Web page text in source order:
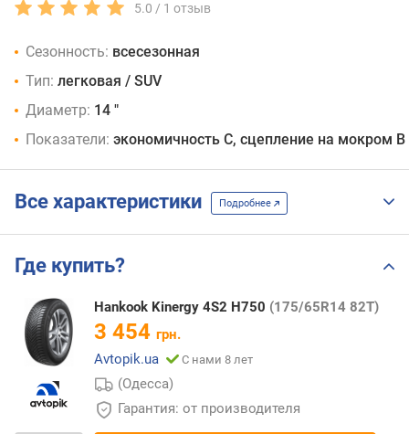
5.0 / 1 отзыв
Сезонность: всесезонная
Тип: легковая / SUV
Диаметр: 14 "
Показатели: экономичность C, сцепление на мокром B
Все характеристики Подробнее
Где купить?
Hankook Kinergy 4S2 H750 (175/65R14 82T)
3 454 грн.
Avtopik.ua
С нами 8 лет
(Одесса)
Гарантия: от производителя